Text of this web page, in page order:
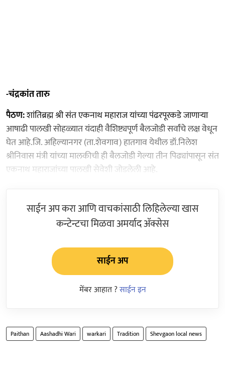
-चंद्रकांत तारु
पैठण:शांतिब्रह्म श्री संत एकनाथ महाराज यांच्या पंढरपूरकडे जाणाऱ्या
आषाढी पालखी सोहळ्यात यंदाही वैशिष्ट्यपूर्ण बैलजोडी सर्वांचे लक्ष वेधून
घेत आहे.जि. अहिल्यानगर (ता.शेवगाव) हातगाव येथील डॉ.निलेश
श्रीनिवास मंत्री यांच्या मालकीची ही बैलजोडी गेल्या तीन पिढ्यांपासून संत
एकनाथ महाराजांच्या पालखी सेवेशी जोडलेली आहे.
साईन अप करा आणि वाचकांसाठी लिहिलेल्या खास
कन्टेन्टचा मिळवा अमर्याद ॲक्सेस
साईन अप
मेंबर आहात ?साईन इन
Paithan Aashadhi Wari warkari Tradition Shevgaon local news